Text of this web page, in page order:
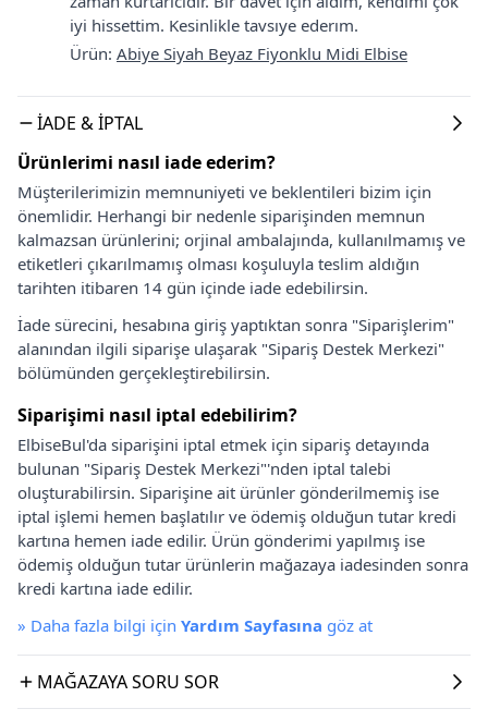
iyi hissettim. Kesinlikle tavsıye ederım.
Ürün: Abiye Siyah Beyaz Fiyonklu Midi Elbise
İADE & İPTAL
Ürünlerimi nasıl iade ederim?
Müşterilerimizin memnuniyeti ve beklentileri bizim için
önemlidir. Herhangi bir nedenle siparişinden memnun
kalmazsan ürünlerini; orjinal ambalajında, kullanılmamış ve
etiketleri çıkarılmamış olması koşuluyla teslim aldığın
tarihten itibaren 14 gün içinde iade edebilirsin.
İade sürecini, hesabına giriş yaptıktan sonra "Siparişlerim"
alanından ilgili siparişe ulaşarak "Sipariş Destek Merkezi"
bölümünden gerçekleştirebilirsin.
Siparişimi nasıl iptal edebilirim?
ElbiseBul'da siparişini iptal etmek için sipariş detayında
bulunan "Sipariş Destek Merkezi"'nden iptal talebi
oluşturabilirsin. Siparişine ait ürünler gönderilmemiş ise
iptal işlemi hemen başlatılır ve ödemiş olduğun tutar kredi
kartına hemen iade edilir. Ürün gönderimi yapılmış ise
ödemiş olduğun tutar ürünlerin mağazaya iadesinden sonra
kredi kartına iade edilir.
» Daha fazla bilgi için Yardım Sayfasına göz at
MAĞAZAYA SORU SOR